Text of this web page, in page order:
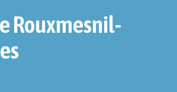
Rouxmesnil-